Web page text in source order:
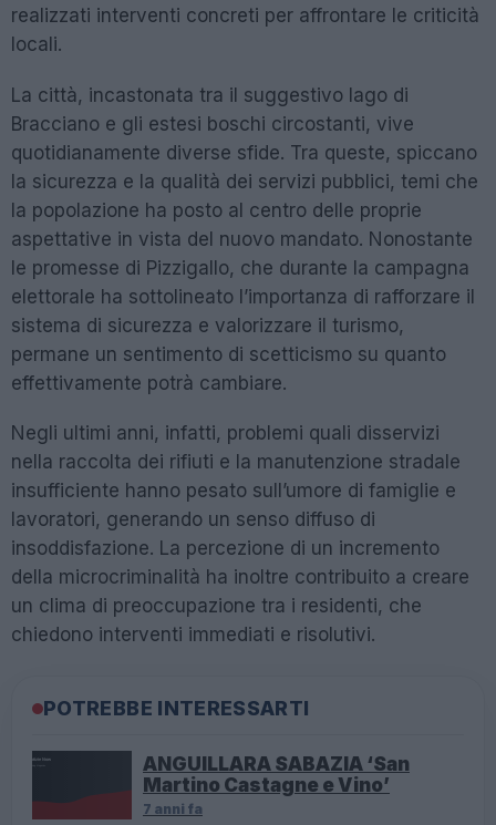
realizzati interventi concreti per affrontare le criticità
locali.
La città, incastonata tra il suggestivo lago di
Bracciano e gli estesi boschi circostanti, vive
quotidianamente diverse sfide. Tra queste, spiccano
la sicurezza e la qualità dei servizi pubblici, temi che
la popolazione ha posto al centro delle proprie
aspettative in vista del nuovo mandato. Nonostante
le promesse di Pizzigallo, che durante la campagna
elettorale ha sottolineato l’importanza di rafforzare il
sistema di sicurezza e valorizzare il turismo,
permane un sentimento di scetticismo su quanto
effettivamente potrà cambiare.
Negli ultimi anni, infatti, problemi quali disservizi
nella raccolta dei rifiuti e la manutenzione stradale
insufficiente hanno pesato sull’umore di famiglie e
lavoratori, generando un senso diffuso di
insoddisfazione. La percezione di un incremento
della microcriminalità ha inoltre contribuito a creare
un clima di preoccupazione tra i residenti, che
chiedono interventi immediati e risolutivi.
POTREBBE INTERESSARTI
ANGUILLARA SABAZIA ‘San
Martino Castagne e Vino’
7 anni fa